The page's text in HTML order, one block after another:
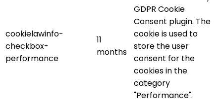
cookielawinfo-
checkbox-
performance
11
months
GDPR Cookie
Consent plugin. The
cookie is used to
store the user
consent for the
cookies in the
category
"Performance".